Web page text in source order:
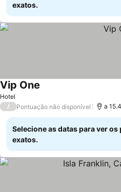
exatos.
Hotel
Vip One
/ Pontuação não disponível a
Selecione as datas para ver os
exatos.